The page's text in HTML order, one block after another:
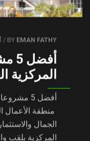
BY EMAN FATHY
/
المركزية
منطقة الأعمال
الجمال
المركزية بلقب